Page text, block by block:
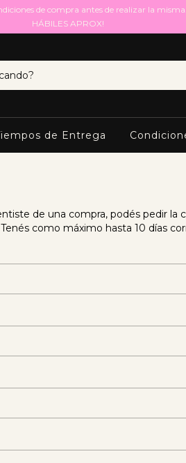
de compra antes de realizar la
HÁBILES APROX!
de Entrega
de una compra, podés pedir la
Tenés como máximo hasta 10 días